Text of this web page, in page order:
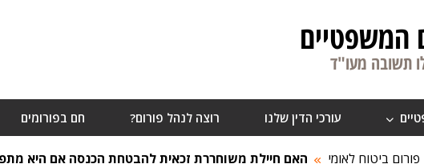
המשפטיים
תשובה מעו"ד
עורכי הדין שלנו רוצה לנהל פורום? חם בפורומים
פורום ביטוח לאומי האם חיילת משוחררת זכאית להבטחת הכנסה אם היא